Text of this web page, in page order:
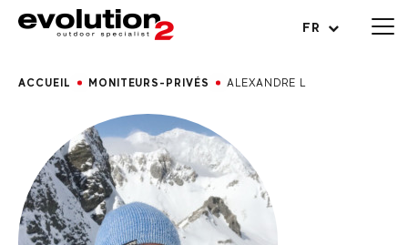
FR
Ouvrir le menu
ACCUEIL MONITEURS-PRIVÉS ALEXANDRE L